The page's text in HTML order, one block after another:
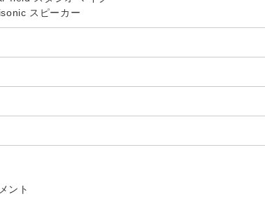
スピーカー
ント